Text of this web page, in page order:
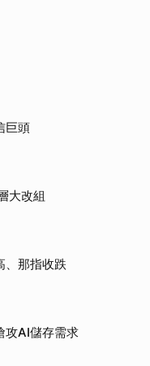
巨頭
大改組
那指收跌
攻AI儲存需求